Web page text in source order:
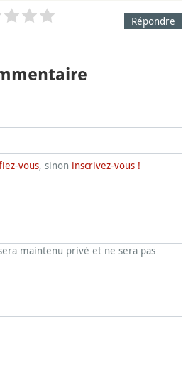
Répondre
vous, sinon inscrivez-vous !
maintenu privé et ne sera pas